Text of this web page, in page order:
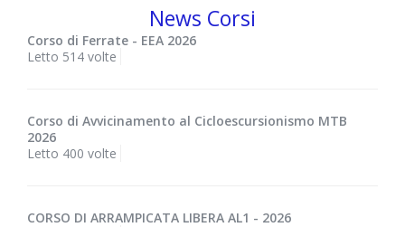
News Corsi
Corso di Ferrate - EEA 2026
Letto 514 volte
Corso di Avvicinamento al Cicloescursionismo MTB
2026
Letto 400 volte
CORSO DI ARRAMPICATA LIBERA AL1 - 2026